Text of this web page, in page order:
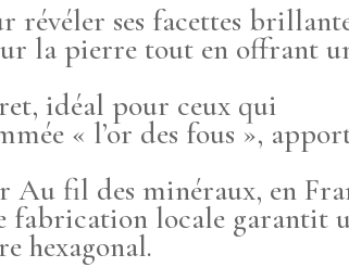
révéler ses facettes
la pierre tout en offrant
idéal pour ceux qui
« l’or des fous »,
Au fil des minéraux, en
fabrication locale garantit
hexagonal.